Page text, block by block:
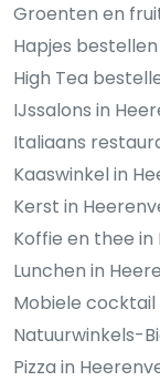
Groenten en
Hapjes
High Tea
IJssalons in
Italiaans
Kaaswinkel in
Kerst in
Koffie en thee
Lunchen in
Mobiele
Natuurwinkels-
Pizza in